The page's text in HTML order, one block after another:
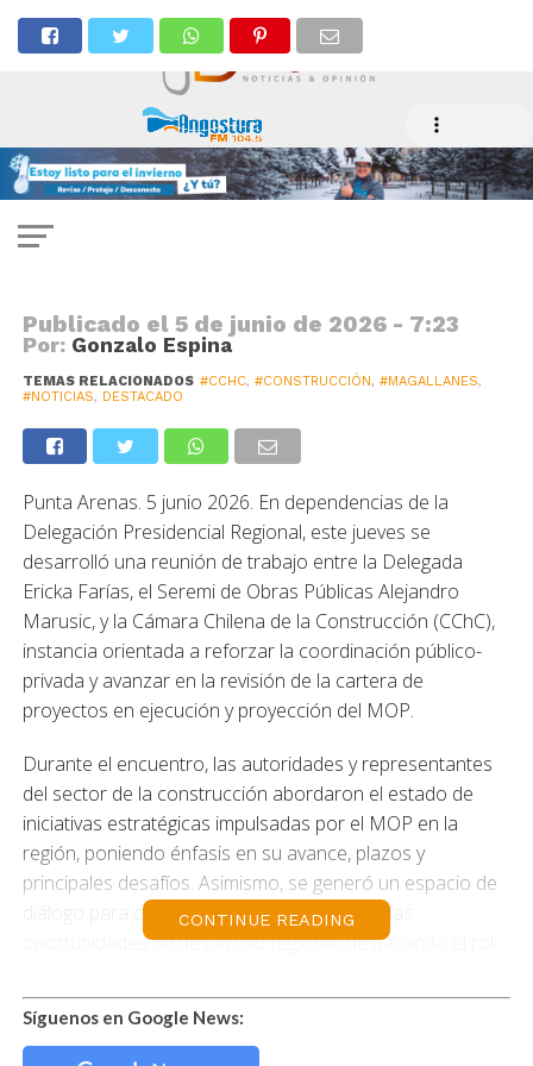
Frente a anuncios de recorte en
inversión, gobierno y CChC
fortalecen coordinación público-
privada
Publicado el 5 de junio de 2026 - 7:23
Por: Gonzalo Espina
TEMAS RELACIONADOS #CCHC, #CONSTRUCCIÓN, #MAGALLANES,
#NOTICIAS, DESTACADO
Punta Arenas. 5 junio 2026. En dependencias de la
Delegación Presidencial Regional, este jueves se
desarrolló una reunión de trabajo entre la Delegada
Ericka Farías, el Seremi de Obras Públicas Alejandro
Marusic, y la Cámara Chilena de la Construcción (CChC),
instancia orientada a reforzar la coordinación público-
privada y avanzar en la revisión de la cartera de
proyectos en ejecución y proyección del MOP.
Durante el encuentro, las autoridades y representantes
del sector de la construcción abordaron el estado de
iniciativas estratégicas impulsadas por el MOP en la
región, poniendo énfasis en su avance, plazos y
principales desafíos. Asimismo, se generó un espacio de
diálogo para compartir visiones respecto a las
oportunidades de desarrollo regional, destacando el rol
reactivación económica, la generación de empleo y la
mejora en la calidad de vida de las personas de la Región
CONTINUE READING
Síguenos en Google News: